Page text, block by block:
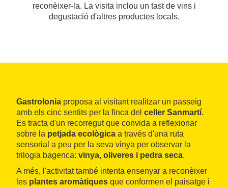
reconèixer-la. La visita inclou un tast de vins i
degustació d'altres productes locals.
Gastrolonia proposa al visitant realitzar un passeig
amb els cinc sentits per la finca del celler Sanmartí.
Es tracta d'un recorregut que convida a reflexionar
sobre la petjada ecològica a través d'una ruta
sensorial a peu per la seva vinya per observar la
trilogia bagenca: vinya, oliveres i pedra seca.
A més, l'activitat també intenta ensenyar a reconèixer
les plantes aromàtiques que conformen el paisatge i